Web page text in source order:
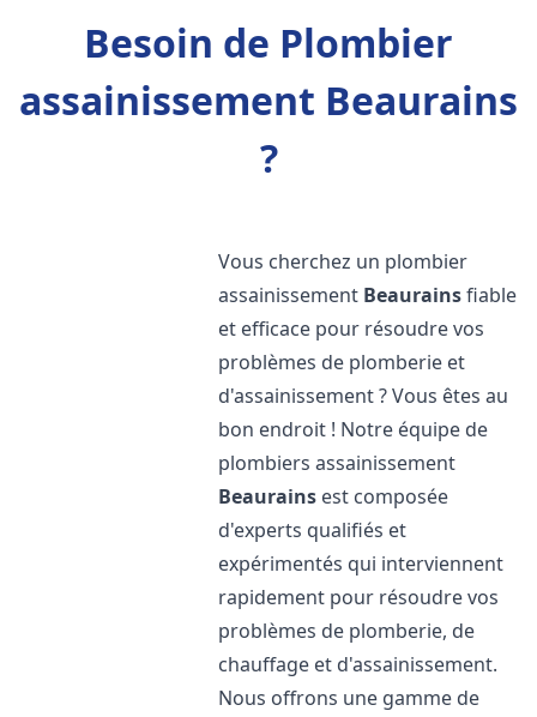
Besoin de Plombier
assainissement Beaurains
?
Vous cherchez un plombier
assainissement Beaurainsfiable
et efficace pour résoudre vos
problèmes de plomberie et
d'assainissement ? Vous êtes au
bon endroit ! Notre équipe de
plombiers assainissement
Beaurains est composée
d'experts qualifiés et
expérimentés qui interviennent
rapidement pour résoudre vos
problèmes de plomberie, de
chauffage et d'assainissement.
Nous offrons une gamme de